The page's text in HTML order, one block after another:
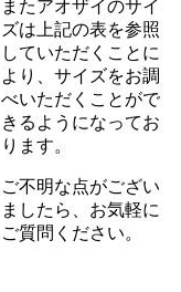
またアオザイのサイ
ズは上記の表を参照
していただくことに
より、サイズをお調
べいただくことがで
きるようになってお
ります。
ご不明な点がござい
ましたら、お気軽に
ご質問ください。